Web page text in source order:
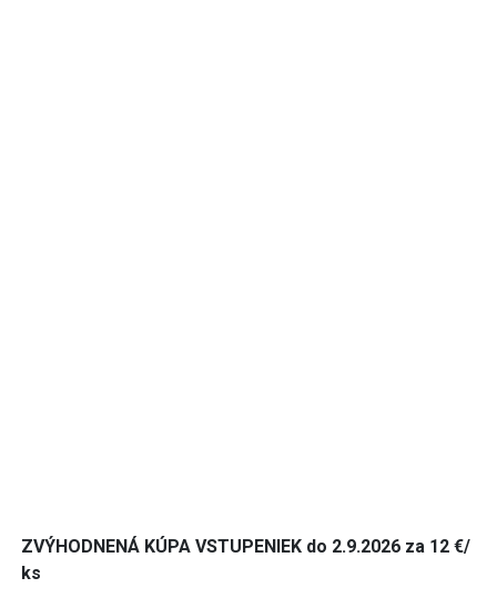
ZVÝHODNENÁ KÚPA VSTUPENIEK do 2.9.2026 za 12 €/
ks